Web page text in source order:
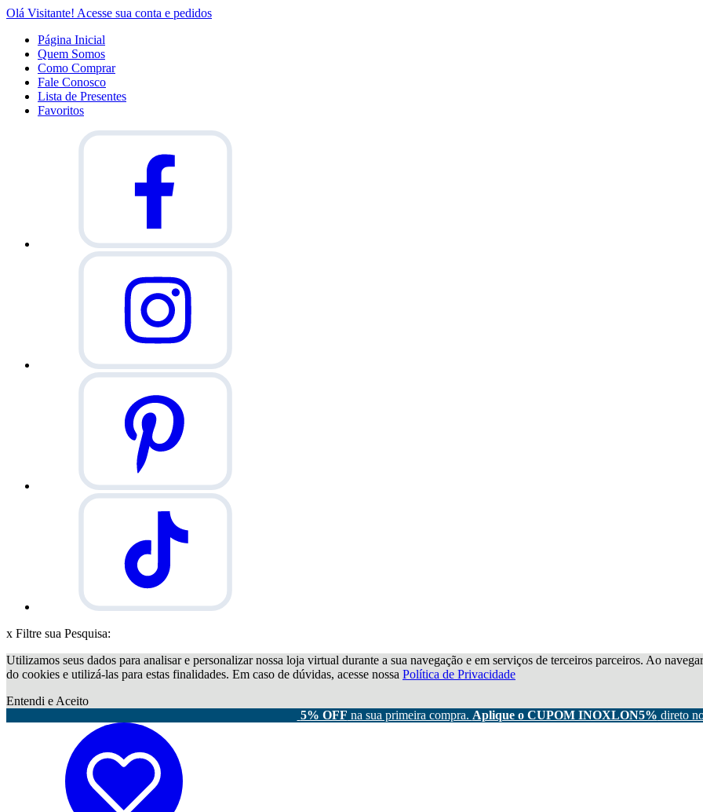
Olá Visitante! Acesse sua conta e pedidos
Página Inicial
Quem Somos
Como Comprar
Fale Conosco
Lista de Presentes
Favoritos
x Filtre sua Pesquisa:
Utilizamos seus dados para analisar e personalizar nossa loja virtual durante a sua navegação e em serviços de terceiros parceiros. Ao
do cookies e utilizá-las para estas finalidades. Em caso de dúvidas, acesse nossa Política de Privacidade
Entendi e Aceito
5% OFF na sua primeira compra. Aplique o CUPOM INOXLON5% direto